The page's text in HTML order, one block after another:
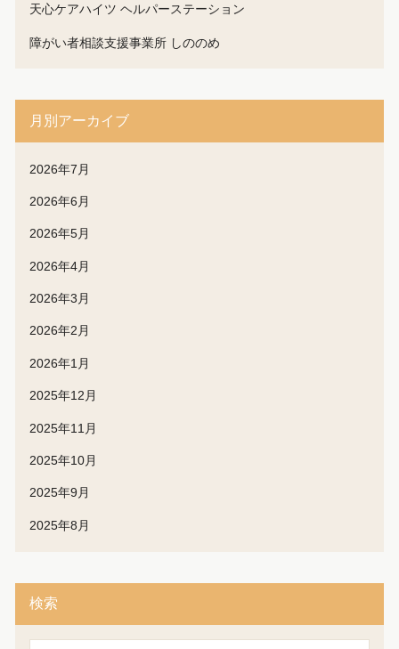
天心ケアハイツ ヘルパーステーション
障がい者相談支援事業所 しののめ
月別アーカイブ
2026年7月
2026年6月
2026年5月
2026年4月
2026年3月
2026年2月
2026年1月
2025年12月
2025年11月
2025年10月
2025年9月
2025年8月
検索